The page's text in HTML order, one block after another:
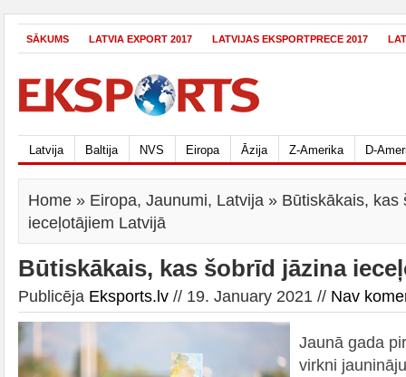
SĀKUMS LATVIA EXPORT 2017 LATVIJAS EKSPORTPRECE 2017
Latvija Baltija NVS Eiropa Āzija Z-Amerika D-
Home » Eiropa, Jaunumi, Latvija » Būtiskākais, kas
ieceļotājiem Latvijā
Būtiskākais, kas šobrīd jāzina
Publicēja Eksports.lv // 19. January 2021 // Nav
Jaunā gada
virkni